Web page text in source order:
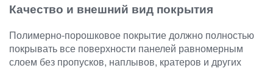
Качество и внешний вид покрытия
Полимерно-порошковое покрытие должно полностью
покрывать все поверхности панелей равномерным
слоем без пропусков, наплывов, кратеров и других